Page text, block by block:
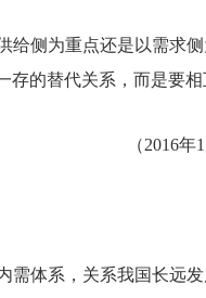
侧为重点还是以需求侧
的替代关系，而是要相
（2016
体系，关系我国长远发